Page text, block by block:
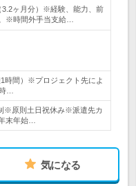
3.2ヶ月分）※経験、能力、前
※時間外手当支給…
時間）※プロジェクト先によ
…
※原則土日祝休み※派遣先カ
末年始…
気になる